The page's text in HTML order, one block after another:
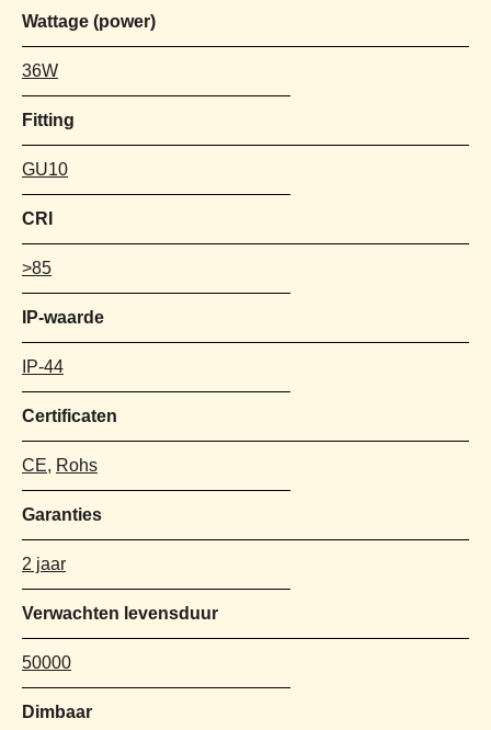
Wattage (power)
36W
Fitting
GU10
CRI
>85
IP-waarde
IP-44
Certificaten
CE, Rohs
Garanties
2 jaar
Verwachten levensduur
50000
Dimbaar